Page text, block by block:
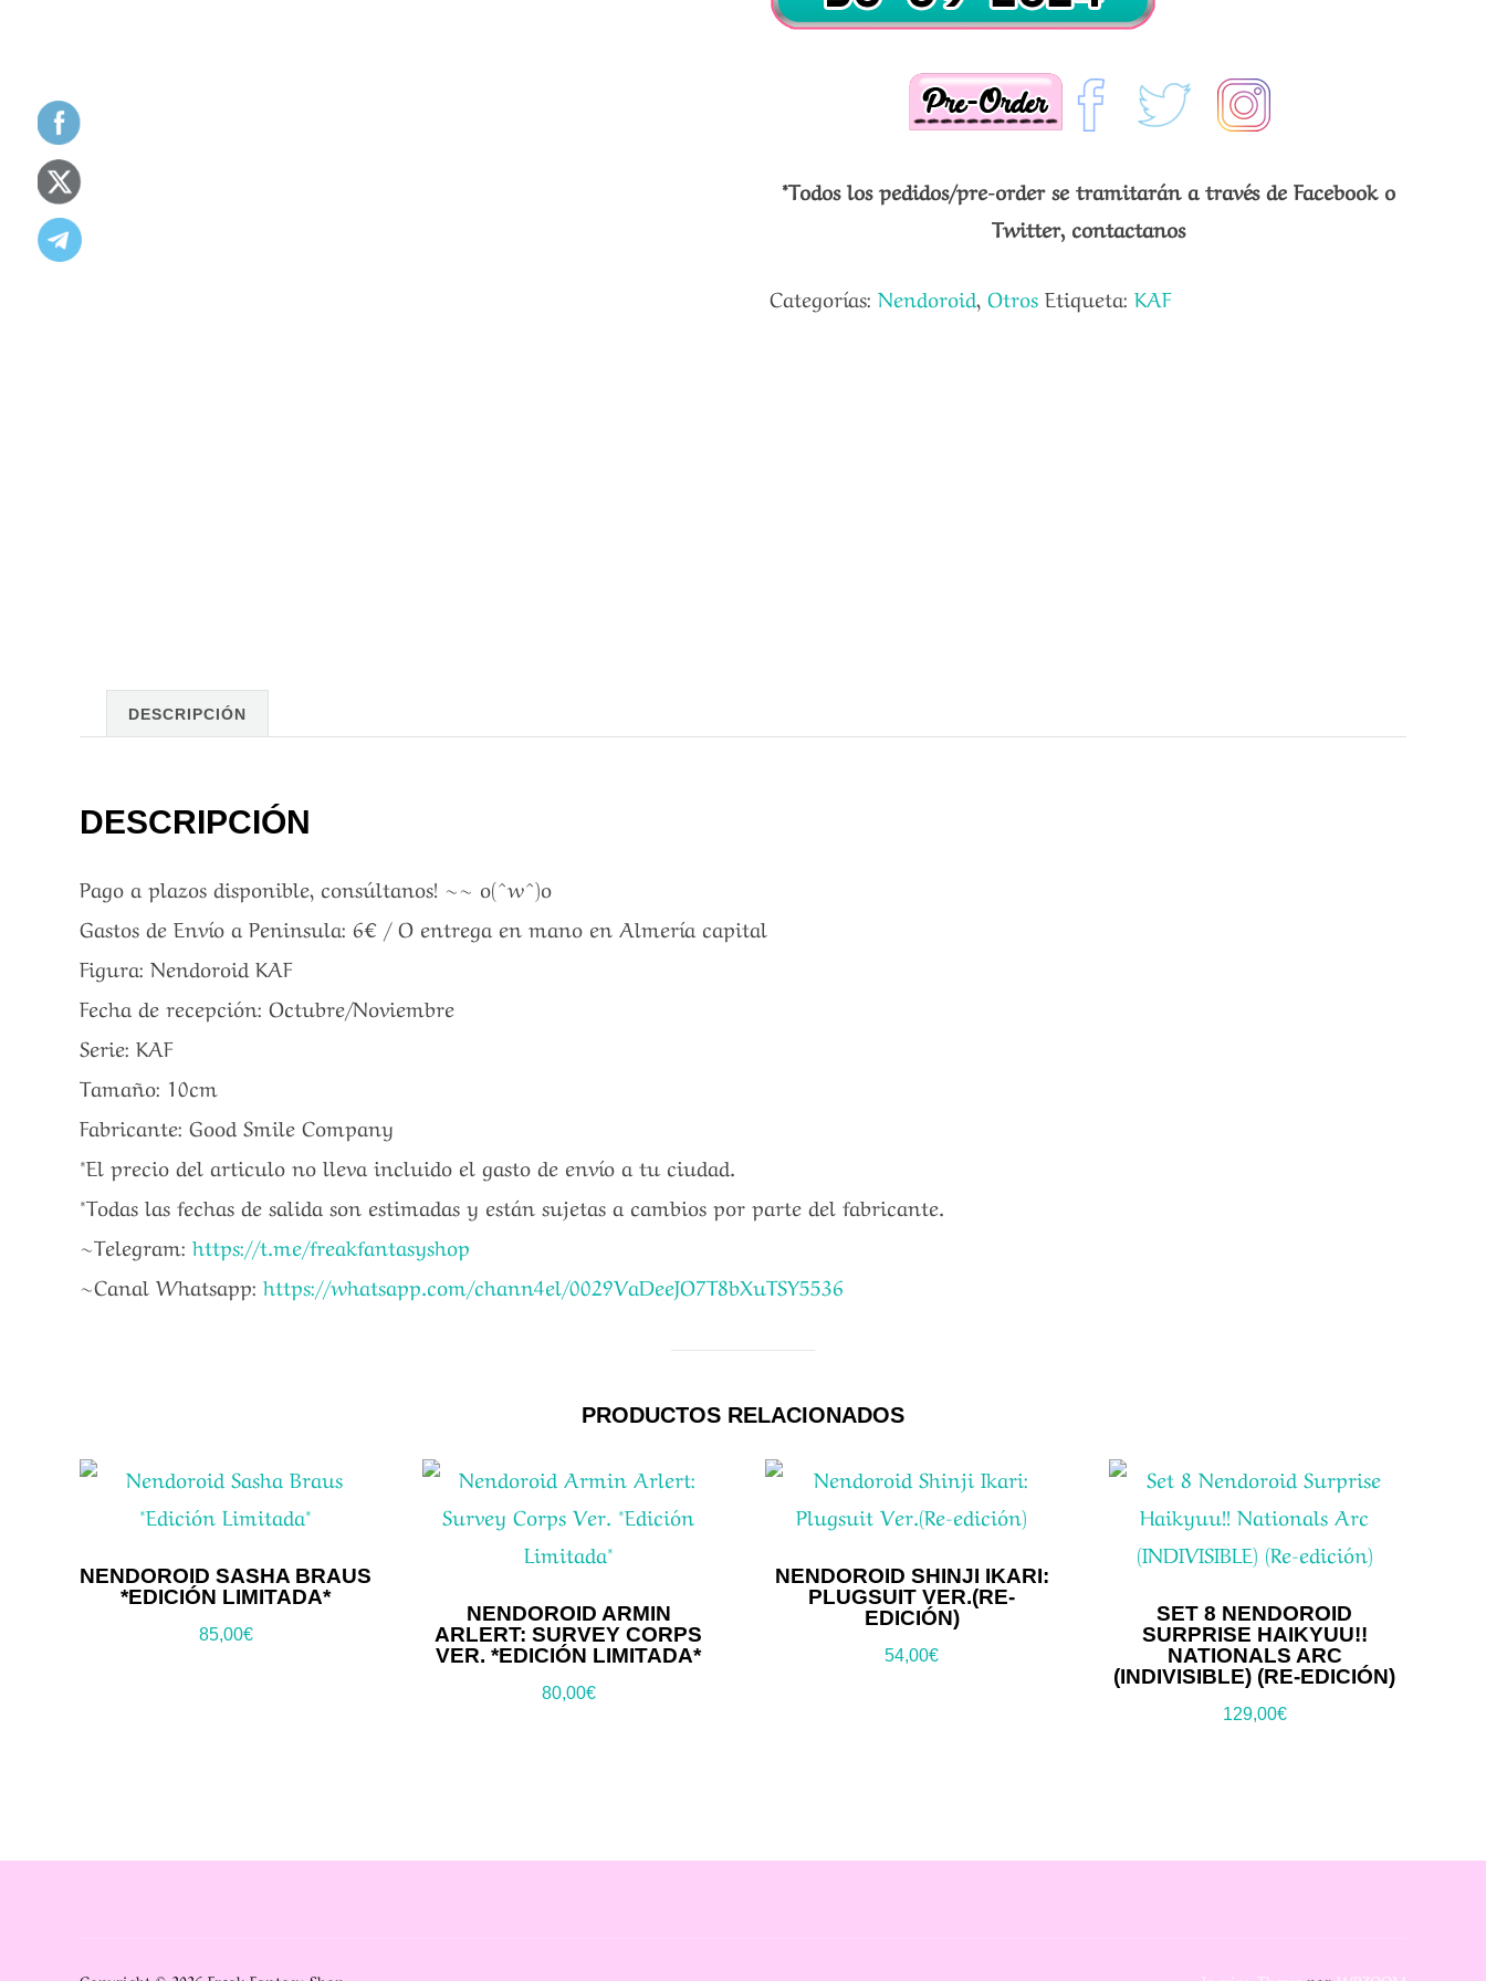
*Todos los pedidos/pre-order se tramitarán a través de Facebook o
Twitter, contactanos
Categorías: Nendoroid, Otros Etiqueta: KAF
DESCRIPCIÓN
DESCRIPCIÓN
Pago a plazos disponible, consúltanos! ~~ o(^w^)o
Gastos de Envío a Peninsula: 6€ / O entrega en mano en Almería capital
Figura: Nendoroid KAF
Fecha de recepción: Octubre/Noviembre
Serie: KAF
Tamaño: 10cm
Fabricante: Good Smile Company
*El precio del articulo no lleva incluido el gasto de envío a tu ciudad.
*Todas las fechas de salida son estimadas y están sujetas a cambios por parte del fabricante.
~Telegram: https://t.me/freakfantasyshop
~Canal Whatsapp: https://whatsapp.com/chann4el/0029VaDeeJO7T8bXuTSY5536
PRODUCTOS RELACIONADOS
NENDOROID SASHA BRAUS
*EDICIÓN LIMITADA*
85,00€
NENDOROID ARMIN
ARLERT: SURVEY CORPS
VER. *EDICIÓN LIMITADA*
80,00€
NENDOROID SHINJI IKARI:
PLUGSUIT VER.(RE-
EDICIÓN)
54,00€
SET 8 NENDOROID
SURPRISE HAIKYUU!!
NATIONALS ARC
(INDIVISIBLE) (RE-EDICIÓN)
129,00€